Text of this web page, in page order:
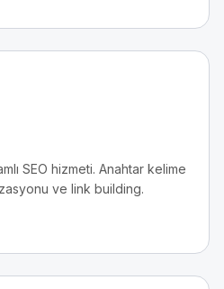
SEO hizmeti. Anahtar kelime
ve link building.